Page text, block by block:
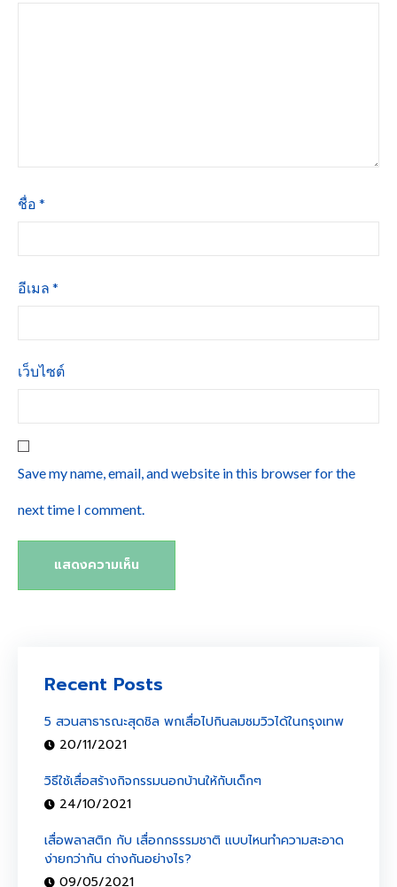
ชื่อ *
อีเมล *
เว็บไซต์
Save my name, email, and website in this browser for the
next time I comment.
Recent Posts
5 สวนสาธารณะสุดชิล พกเสื่อไปกินลมชมวิวได้ในกรุงเทพ
20/11/2021
วิธีใช้เสื่อสร้างกิจกรรมนอกบ้านให้กับเด็กๆ
24/10/2021
เสื่อพลาสติก กับ เสื่อกกธรรมชาติ แบบไหนทำความสะอาด
ง่ายกว่ากัน ต่างกันอย่างไร?
09/05/2021